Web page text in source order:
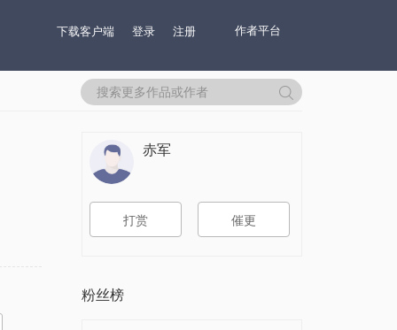
下载客户端 登录 注册 作者平台
赤军
打赏 催更
粉丝榜